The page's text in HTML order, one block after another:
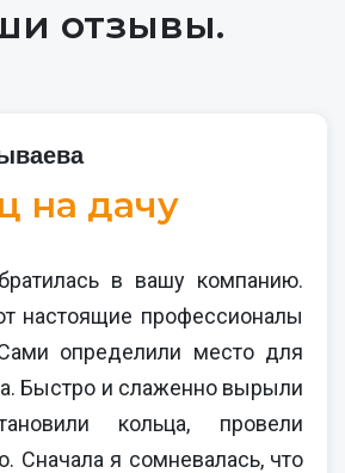
отзывы.
на дачу
в вашу компанию.
настоящие профессионалы
определили место для
Быстро и слаженно вырыли
кольца, провели
Сначала я сомневалась, что